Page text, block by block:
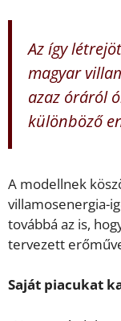
Az így
magyar
azaz óráról
különböző
A modellnek
villamosenergia-
továbbá az is,
tervezett
Saját piacukat